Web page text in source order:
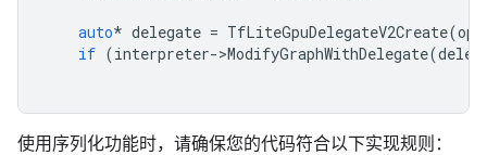
auto* delegate = TfLiteGpuDelegateV2Create(
if (interpreter->ModifyGraphWithDelegate(
使用序列化功能时，请确保您的代码符合以下实现规则：